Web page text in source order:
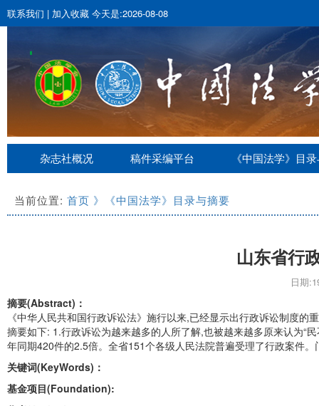
联系我们 | 加入收藏 今天是:2026-08-08
杂志社概况 稿件采编平台 《中国法学》目
当前位置: 首页 》《中国法学》目录与摘要
山东省行
日期
摘要(Abstract)：
《中华人民共和国行政诉讼法》施行以来,已经显示出行政诉讼制度
摘要如下: 1.行政诉讼为越来越多的人所了解,也被越来越多原来认为“
年同期420件的2.5倍。全省151个各级人民法院普遍受理了行政案件
关键词(KeyWords)：
基金项目(Foundation):